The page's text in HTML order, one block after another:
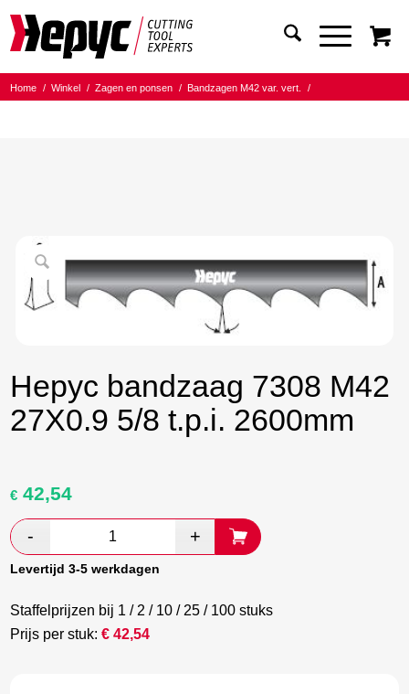
Home / Winkel / Zagen en ponsen / Bandzagen M42 var. vert.
/
Hepyc bandzaag 7308 M42
27X0.9 5/8 t.p.i. 2600mm
Oorspronkelijke
was:
€ 70,90.
€ 42,54Huidige
€ 41,12.
Levertijd 3-5 werkdagen
Staffelprijzen bij 1 / 2 / 10 / 25 / 100 stuks
Prijs per stuk:€42,54